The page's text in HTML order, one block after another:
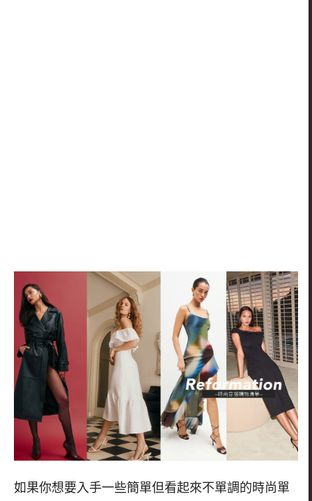
如果你想要入手一些簡單但看起來不單調的時尚單